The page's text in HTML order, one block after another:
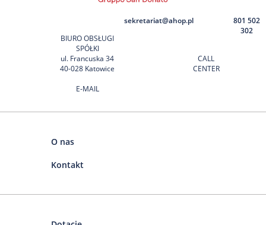
BIURO OBSŁUGI
SPÓŁKI
ul. Francuska 34
40-028 Katowice
E-MAIL
sekretariat@ahop.pl
CALL
CENTER
801 502
302
O nas
Kontakt